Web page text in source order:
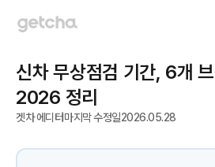
신차 무상점검 기간, 6개
2026 정리
겟차 에디터마지막 수정일2026.05.28